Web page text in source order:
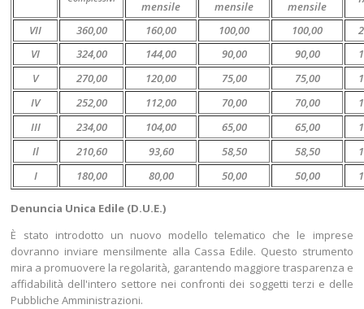
mensile
mensile
mensile
VII 360,00 160,00 100,00 100,00
VI
324,00 144,00 90,00 90,00
V
270,00 120,00 75,00 75,00
IV
252,00 112,00 70,00 70,00
III
234,00 104,00 65,00 65,00
Il
210,60 93,60 58,50 58,50
I
180,00 80,00 50,00 50,00
Denuncia Unica Edile (D.U.E.)
È stato introdotto un nuovo modello telematico che le imprese
dovranno inviare mensilmente alla Cassa Edile. Questo strumento
mira a promuovere la regolarità, garantendo maggiore trasparenza e
affidabilità dell'intero settore nei confronti dei soggetti terzi e delle
Pubbliche Amministrazioni.